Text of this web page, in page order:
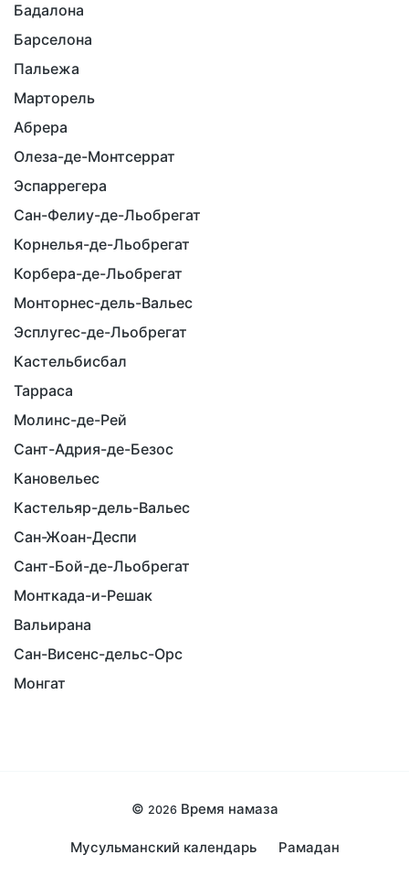
Бадалона
Барселона
Пальежа
Марторель
Абрера
Олеза-де-Монтсеррат
Эспаррегера
Сан-Фелиу-де-Льобрегат
Корнелья-де-Льобрегат
Корбера-де-Льобрегат
Монторнес-дель-Вальес
Эсплугес-де-Льобрегат
Кастельбисбал
Тарраса
Молинс-де-Рей
Сант-Адрия-де-Безос
Кановельес
Кастельяр-дель-Вальес
Сан-Жоан-Деспи
Сант-Бой-де-Льобрегат
Монткада-и-Решак
Вальирана
Сан-Висенс-дельс-Орс
Монгат
© 2026 Время намаза
Мусульманский календарь Рамадан